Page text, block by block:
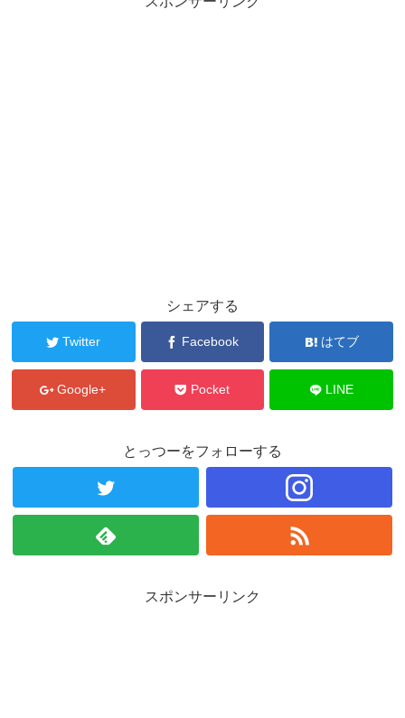
シェアする
Twitter Facebook はてブ
Google+ Pocket LINE
とっつーをフォローする
スポンサーリンク